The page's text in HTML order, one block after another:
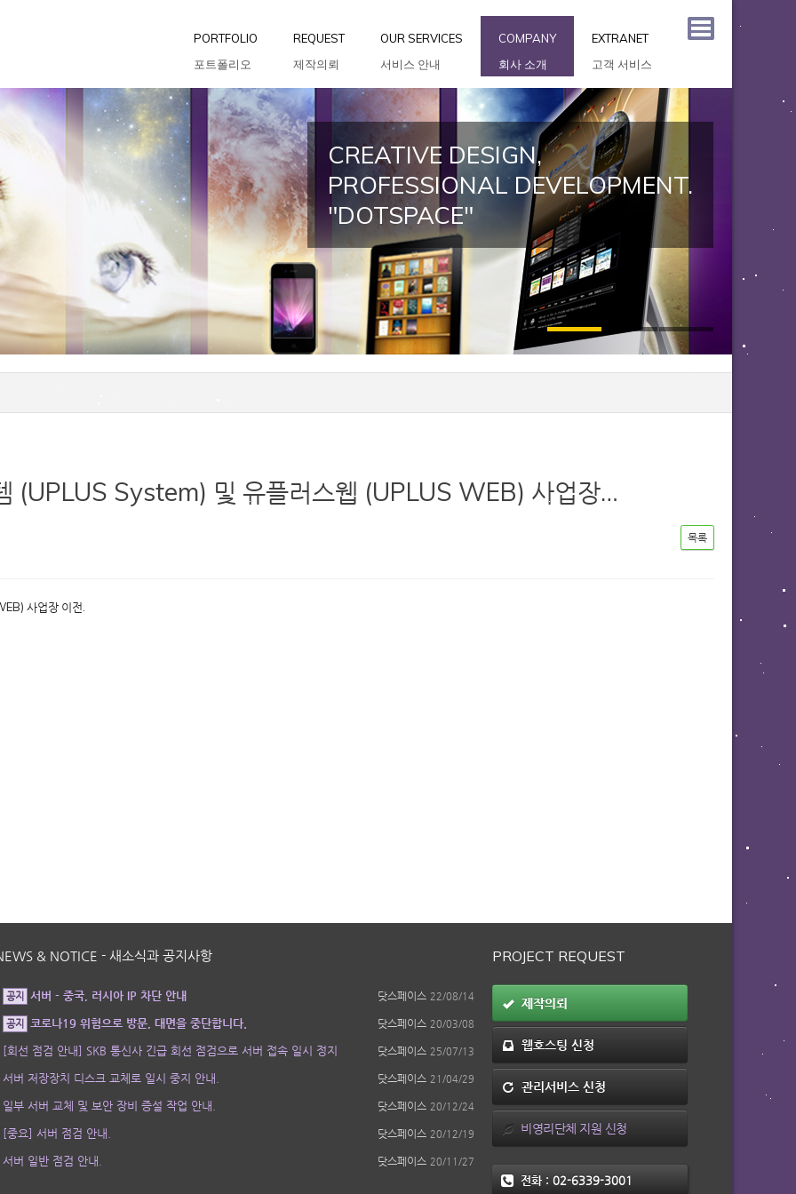
PORTFOLIO
포트폴리오
REQUEST
제작의뢰
OUR SERVICES
서비스 안내
COMPANY
회사 소개
EXTRANET
고객 서비스
CREATIVE DESIGN,
PROFESSIONAL DEVELOPMENT.
"DOTSPACE"
(UPLUS System) 및 유플러스웹 (UPLUS WEB) 사업장…
목록
사업장 이전.
& NOTICE - 새소식과 공지사항
공지 서버 - 중국, 러시아 IP 차단 안내 닷스페이스 22/08/14
공지 코로나19 위험으로 방문, 대면을 중단합니다. 닷스페이스 20/03/08
[회선 점검 안내] SKB 통신사 긴급 회선 점검으로 서버 접속 일시 정지 닷스페이스 25/07/13
서버 저장장치 디스크 교체로 일시 중지 안내. 닷스페이스 21/04/29
일부 서버 교체 및 보안 장비 증설 작업 안내. 닷스페이스 20/12/24
[중요] 서버 점검 안내. 닷스페이스 20/12/19
서버 일반 점검 안내. 닷스페이스 20/11/27
PROJECT REQUEST
제작의뢰
웹호스팅 신청
관리서비스 신청
비영리단체 지원 신청
전화 : 02-6339-3001